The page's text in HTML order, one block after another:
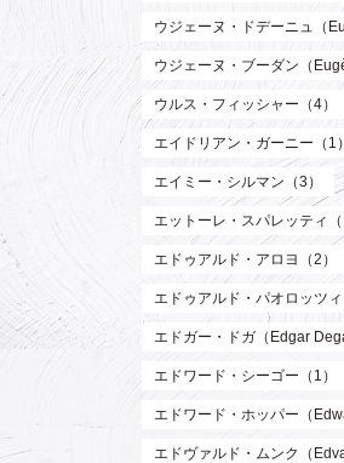
ウジェーヌ・ドデーニュ（
ウジェーヌ・ブーダン（
ウルス・フィッシャー（4）
エイドリアン・ガーニー（1）
エイミー・シルマン（3）
エットーレ・スパレッティ（
エドゥアルド・アロヨ（2）
エドゥアルド・パオロッツィ
エドガー・ドガ（Edgar
エドワード・シーゴー（1）
エドワード・ホッパー（
エドヴァルド・ムンク（